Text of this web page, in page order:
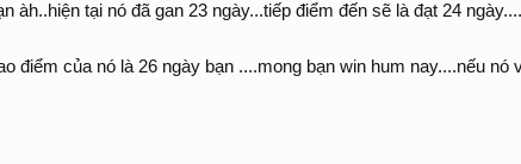
àh..hiện tại nó đã gan 23 ngày...tiếp điểm đến sẽ là đạt 24
điểm của nó là 26 ngày bạn ....mong bạn win hum nay....nếu nó